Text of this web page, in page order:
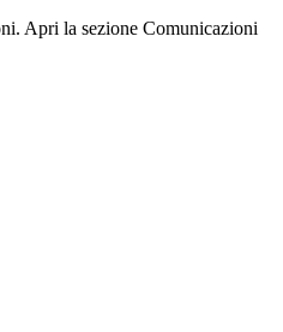
Apri la sezione Comunicazioni